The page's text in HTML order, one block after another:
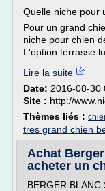
Quelle niche pour
Pour un grand
niche pour chien
L'option terrasse
Lire la suite
Date: 2016-08-30
Site : http://
Thèmes liés :
tres grand chien
Achat
acheter un
BERGER BLANC